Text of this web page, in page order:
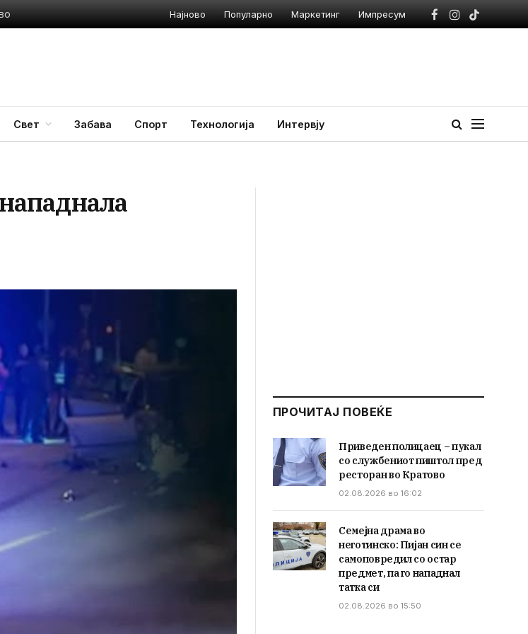
Најново Популарно Маркетинг Импресум
Facebook
Instagram
TikTok
Свет Забава Спорт Технологија Интервју
ПРОЧИТАЈ ПОВЕЌЕ
Приведен полицаец – пукал
со службениот пиштол пред
ресторан во Кратово
02.08.2026 во 16:02
Семејна драма во
неготинско: Пијан син се
самоповредил со остар
предмет, па го нападнал
татка си
02.08.2026 во 15:50